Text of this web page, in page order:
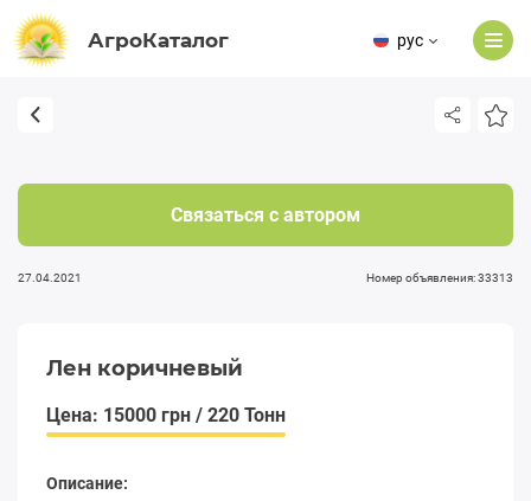
АгроКаталог рус
Связаться с автором
27.04.2021 Номер объявления: 33313
Лен коричневый
Цена: 15000 грн / 220 Тонн
Описание: